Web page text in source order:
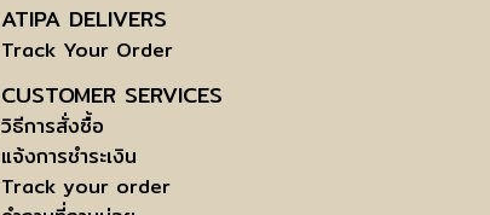
ATIPA DELIVERS
Track Your Order
CUSTOMER SERVICES
วิธีการสั่งซื้อ
แจ้งการชำระเงิน
Track your order